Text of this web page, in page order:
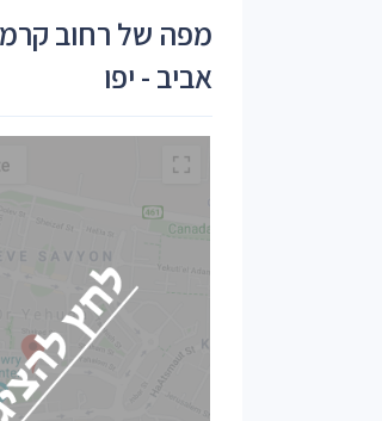
מפה של רחוב
אביב - יפו